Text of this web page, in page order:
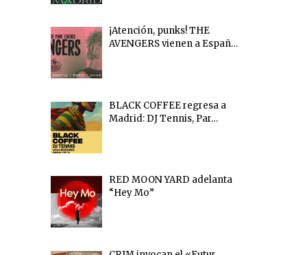
¡Atención, punks! THE
AVENGERS vienen a Españ…
BLACK COFFEE regresa a
Madrid: DJ Tennis, Par…
RED MOON YARD adelanta
“Hey Mo”